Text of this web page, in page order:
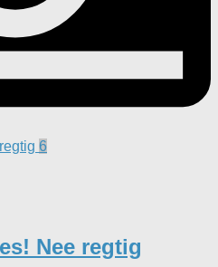
6
Nee regtig